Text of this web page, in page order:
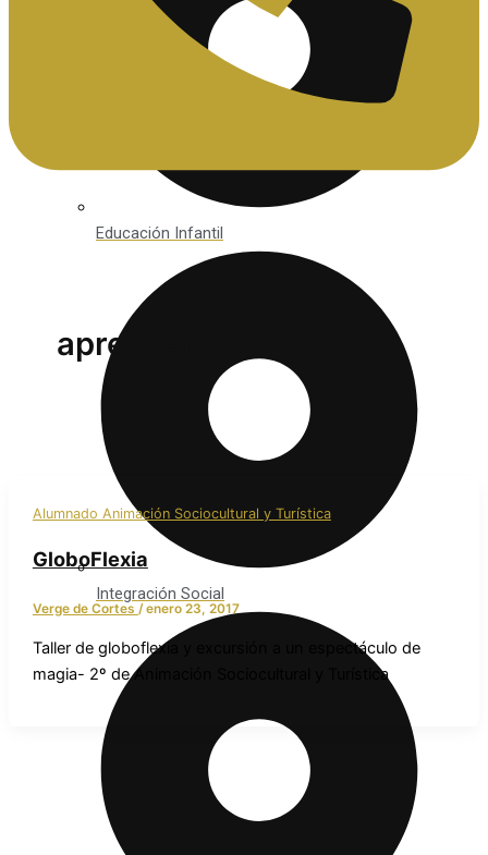
Educación Infantil
Integración Social
aprender
Alumnado Animación Sociocultural y Turística
GloboFlexia
Verge de Cortes /enero 23, 2017
Taller de globoflexia y excursión a un espectáculo de
magia- 2º de Animación Sociocultural y Turística